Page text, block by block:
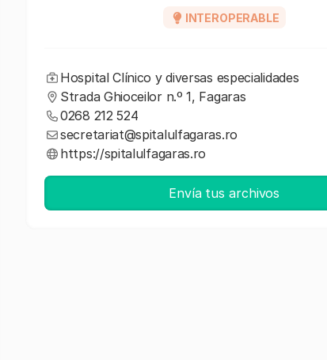
INTEROPERABLE
Hospital Clínico y diversas especialidades
Strada Ghioceilor n.º 1, Fagaras
0268 212 524
secretariat@spitalulfagaras.ro
https://spitalulfagaras.ro
Envía tus archivos